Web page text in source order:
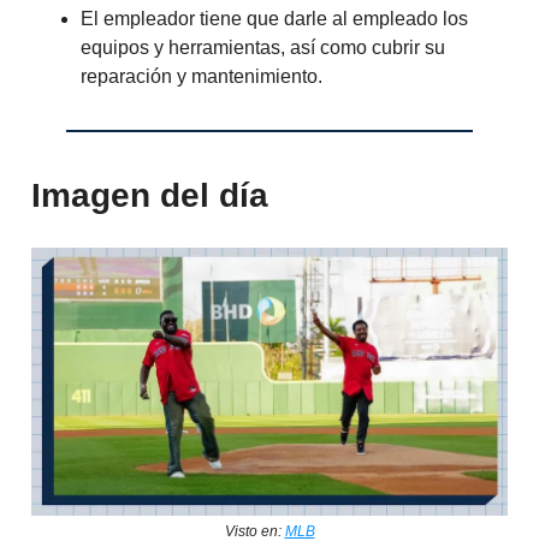
El empleador tiene que darle al empleado los
equipos y herramientas, así como cubrir su
reparación y mantenimiento.
Imagen del día
Visto en: MLB